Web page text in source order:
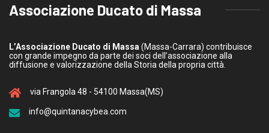
Associazione Ducato di Massa
L’Associazione Ducato di Massa (Massa-Carrara) contribuisce
con grande impegno da parte dei soci dell’associazione alla
diffusione e valorizzazione della Storia della propria città.
via Frangola 48 - 54100 Massa(MS)
info@quintanacybea.com